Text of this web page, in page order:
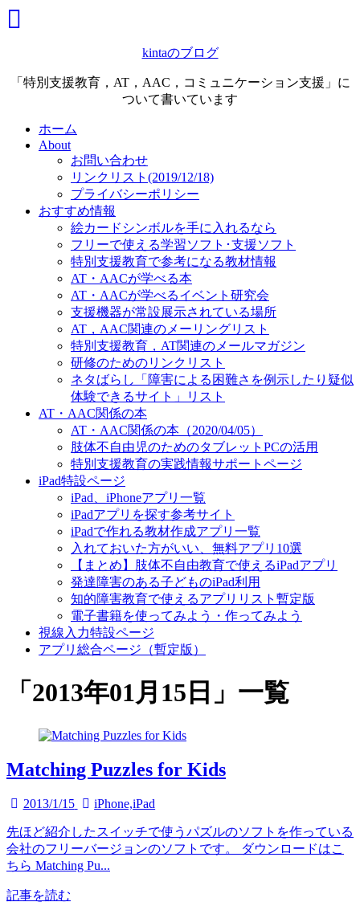
kintaのブログ
「特別支援教育，AT，AAC，コミュニケーション支援」に
ついて書いています
ホーム
About
お問い合わせ
リンクリスト(2019/12/18)
プライバシーポリシー
おすすめ情報
絵カードシンボルを手に入れるなら
フリーで使える学習ソフト･支援ソフト
特別支援教育で参考になる教材情報
AT・AACが学べる本
AT・AACが学べるイベント研究会
支援機器が常設展示されている場所
AT，AAC関連のメーリングリスト
特別支援教育，AT関連のメールマガジン
研修のためのリンクリスト
ネタばらし「障害による困難さを例示したり疑似
体験できるサイト」リスト
AT・AAC関係の本
AT・AAC関係の本（2020/04/05）
肢体不自由児のためのタブレットPCの活用
特別支援教育の実践情報サポートページ
iPad特設ページ
iPad、iPhoneアプリ一覧
iPadアプリを探す参考サイト
iPadで作れる教材作成アプリ一覧
入れておいた方がいい、無料アプリ10選
【まとめ】肢体不自由教育で使えるiPadアプリ
発達障害のある子どものiPad利用
知的障害教育で使えるアプリリスト暫定版
電子書籍を使ってみよう・作ってみよう
視線入力特設ページ
アプリ総合ページ（暫定版）
「 2013年01月15日 」 一覧
Matching Puzzles for Kids
2013/1/15 iPhone,iPad
先ほど紹介したスイッチで使うパズルのソフトを作っている
会社のフリーバージョンのソフトです。 ダウンロードはこ
ちら Matching Pu...
記事を読む